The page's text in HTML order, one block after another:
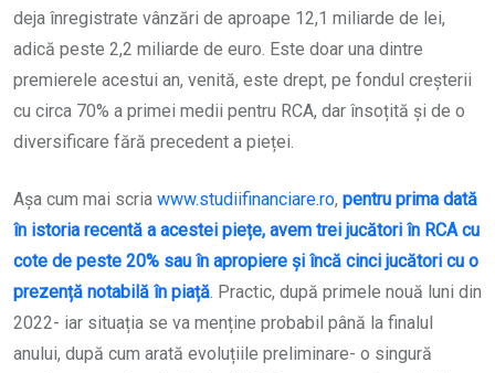
deja înregistrate vânzări de aproape 12,1 miliarde de lei,
adică peste 2,2 miliarde de euro. Este doar una dintre
premierele acestui an, venită, este drept, pe fondul creșterii
cu circa 70% a primei medii pentru RCA, dar însoțită și de o
diversificare fără precedent a pieței.
Așa cum mai scria www.studiifinanciare.ro, pentru prima dată
în istoria recentă a acestei piețe, avem trei jucători în RCA cu
cote de peste 20% sau în apropiere și încă cinci jucători cu o
prezență notabilă în piață. Practic, după primele nouă luni din
2022- iar situația se va menține probabil până la finalul
anului, după cum arată evoluțiile preliminare- o singură